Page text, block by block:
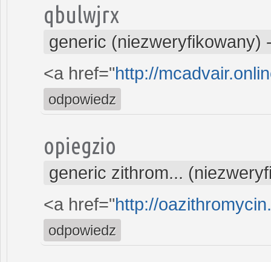
qbulwjrx
generic (niezweryfikowany)
<a href="http://
odpowiedz
opiegzio
generic zithrom...
<a href="http://
odpowiedz